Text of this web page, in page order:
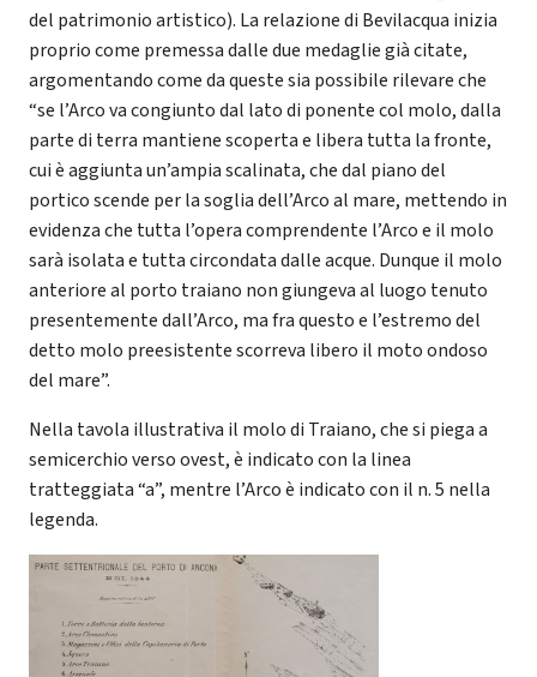
del patrimonio artistico). La relazione di Bevilacqua inizia
proprio come premessa dalle due medaglie già citate,
argomentando come da queste sia possibile rilevare che
“se l’Arco va congiunto dal lato di ponente col molo, dalla
parte di terra mantiene scoperta e libera tutta la fronte,
cui è aggiunta un’ampia scalinata, che dal piano del
portico scende per la soglia dell’Arco al mare, mettendo in
evidenza che tutta l’opera comprendente l’Arco e il molo
sarà isolata e tutta circondata dalle acque. Dunque il molo
anteriore al porto traiano non giungeva al luogo tenuto
presentemente dall’Arco, ma fra questo e l’estremo del
detto molo preesistente scorreva libero il moto ondoso
del mare”.
Nella tavola illustrativa il molo di Traiano, che si piega a
semicerchio verso ovest, è indicato con la linea
tratteggiata “a”, mentre l’Arco è indicato con il n. 5 nella
legenda.